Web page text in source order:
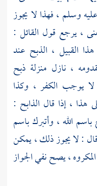
وسلم ، فهذا لا يجوز
، يرجع قول القائل :
القبيل ، الذبح عند
، نازل منزلة ذبح
لا يوجب الكفر ، وكذا
، إذا قال الذابح :
الله ، وأتبرك باسم
: لا يجوز ذلك ، يمكن
، يصح نفي الجواز